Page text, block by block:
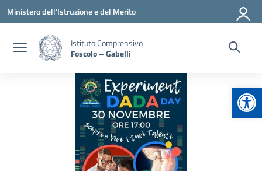
Vai ai contenuti
Vai al menu di navigazione
Vai al footer
Ministero dell'Istruzione e del Merito
Istituto Comprensivo
Foscolo – Gabelli